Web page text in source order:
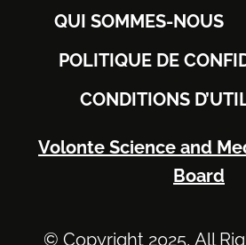
QUI SOMMES-NOUS
POLITIQUE DE
CONDITIONS
Volonte Science and
Board
© Copyright 2025, All